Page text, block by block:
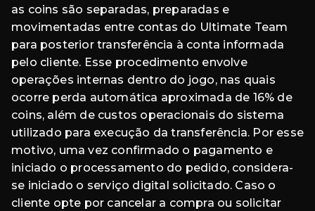
as coins são separadas, preparadas e
movimentadas entre contas do Ultimate Team
para posterior transferência à conta informada
pelo cliente. Esse procedimento envolve
operações internas dentro do jogo, nas quais
ocorre perda automática aproximada de 16% de
coins, além de custos operacionais do sistema
utilizado para execução da transferência. Por esse
motivo, uma vez confirmado o pagamento e
iniciado o processamento do pedido, considera-
se iniciado o serviço digital solicitado. Caso o
cliente opte por cancelar a compra ou solicitar